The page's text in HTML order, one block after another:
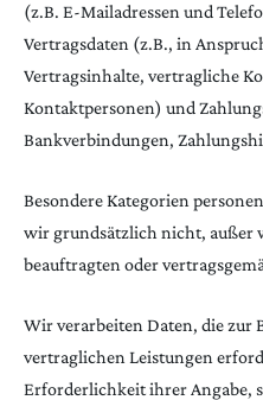
(z.B. E-Mailadressen und
Vertragsdaten (z.B., in
Vertragsinhalte, vertragliche
Kontaktpersonen) und
Bankverbindungen,
Besondere Kategorien
wir grundsätzlich nicht, außer
beauftragten oder
Wir verarbeiten Daten, die zur
vertraglichen Leistungen
Erforderlichkeit ihrer Angabe,